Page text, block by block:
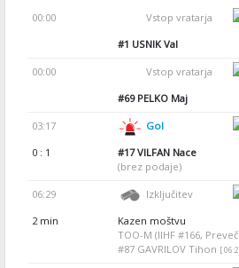
00:00 Vstop vratarja
#1 USNIK Val
00:00 Vstop vratarja
#69PELKO Maj
03:17 Gol
0 : 1
#17VILFAN Nace
(brez podaje)
06:29 Izključitev
2 min
Kazen moštvu
TOO-M (IIHF #166,
#87 GAVRILOV Tihon [